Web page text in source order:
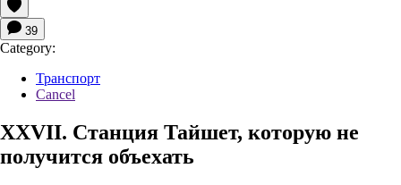
39
Category:
Транспорт
Cancel
XXVII. Станция Тайшет, которую не
получится объехать